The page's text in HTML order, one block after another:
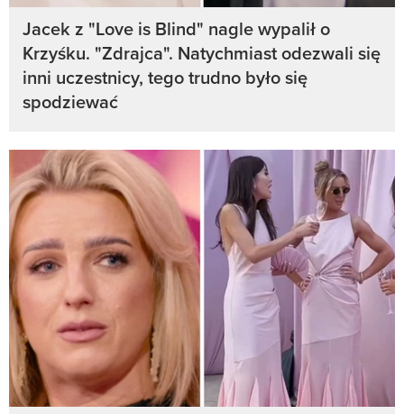
Jacek z "Love is Blind" nagle wypalił o
Krzyśku. "Zdrajca". Natychmiast odezwali się
inni uczestnicy, tego trudno było się
spodziewać